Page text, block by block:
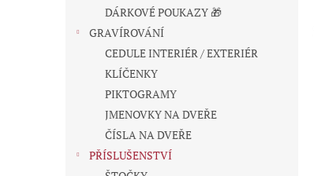
DÁRKOVÉ POUKAZY 🎁
GRAVÍROVÁNÍ
CEDULE INTERIÉR / EXTERIÉR
KLÍČENKY
PIKTOGRAMY
JMENOVKY NA DVEŘE
ČÍSLA NA DVEŘE
PŘÍSLUŠENSTVÍ